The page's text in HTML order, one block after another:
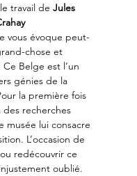
travail de Jules
vous évoque peut-
chose et
Belge est l’un
génies de la
la première fois
des recherches
musée lui consacre
L’occasion de
redécouvrir ce
oublié.